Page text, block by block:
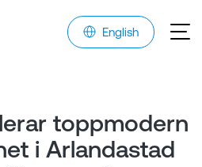
English
toppmodern
i Arlandastad